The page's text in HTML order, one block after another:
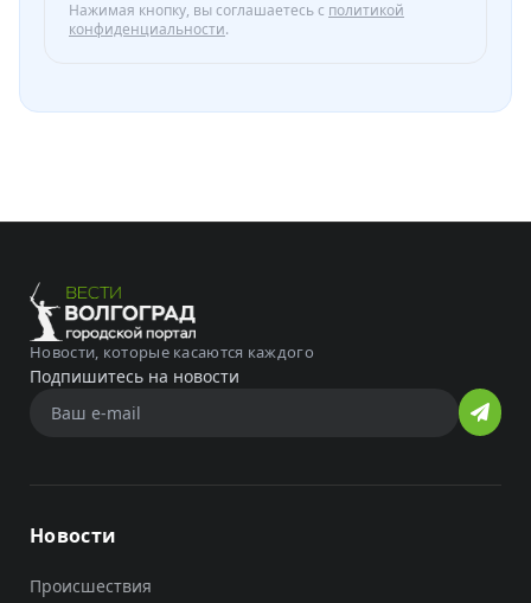
Нажимая кнопку, вы соглашаетесь с политикой
конфиденциальности.
Новости, которые касаются каждого
Подпишитесь на новости
Новости
Происшествия